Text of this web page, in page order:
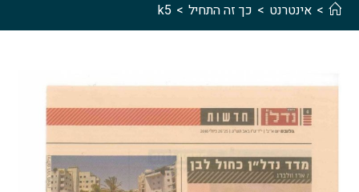
> אינטרנט > כך זה התחיל >
k5